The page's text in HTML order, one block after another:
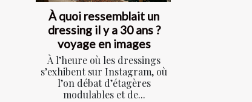
À quoi ressemblait un
dressing il y a 30 ans ?
voyage en images
À l’heure où les dressings
s’exhibent sur Instagram, où
l’on débat d’étagères
modulables et de...